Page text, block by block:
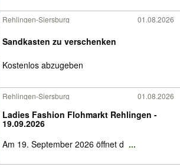
Rehlingen-Siersburg 01.08.2026
Sandkasten zu verschenken
Kostenlos abzugeben
Rehlingen-Siersburg 01.08.2026
Ladies Fashion Flohmarkt Rehlingen -
19.09.2026
Am 19. September 2026 öffnet d ...